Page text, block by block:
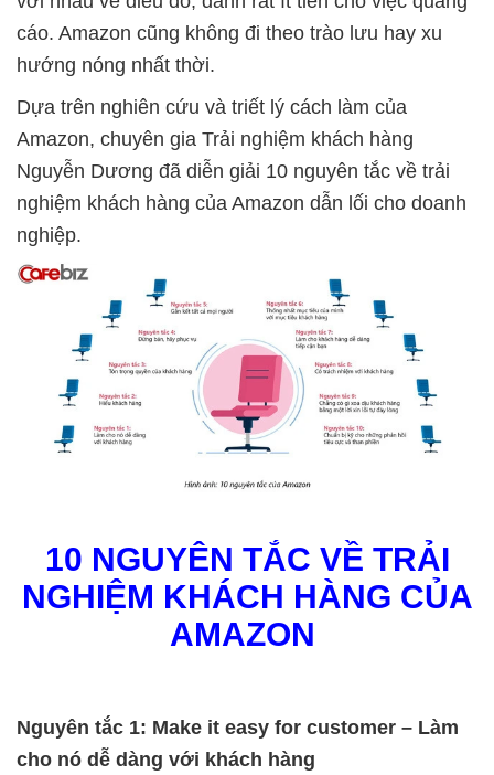
cáo. Amazon cũng không đi theo trào lưu hay xu
hướng nóng nhất thời.
Dựa trên nghiên cứu và triết lý cách làm của
Amazon, chuyên gia Trải nghiệm khách hàng
Nguyễn Dương đã diễn giải 10 nguyên tắc về trải
nghiệm khách hàng của Amazon dẫn lối cho doanh
nghiệp.
10 NGUYÊN TẮC VỀ TRẢI
NGHIỆM KHÁCH HÀNG CỦA
AMAZON
Nguyên tắc 1: Make it easy for customer – Làm
cho nó dễ dàng với khách hàng